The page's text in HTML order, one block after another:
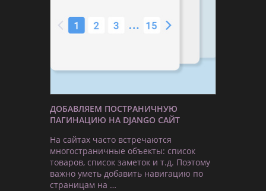
ДОБАВЛЯЕМ ПОСТРАНИЧНУЮ
ПАГИНАЦИЮ НА DJANGO САЙТ
На сайтах часто встречаются
многостраничные объекты: список
товаров, список заметок и т.д. Поэтому
важно уметь добавить навигацию по
страницам на …